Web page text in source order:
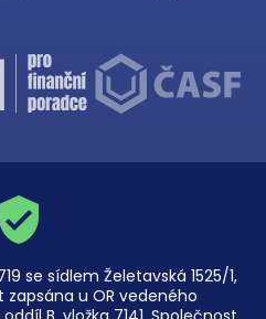
se sídlem Želetavská 1525/1,
zapsána u OR vedeného